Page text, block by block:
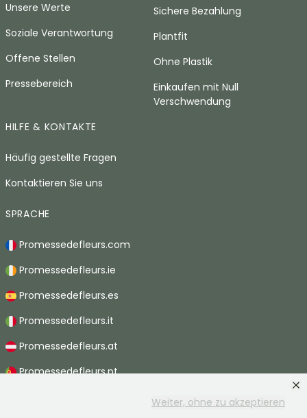
Weiter, ohne zu akzeptieren
Unsere Werte
Soziale Verantwortung
Offene Stellen
Pressebereich
Sichere Bezahlung
Plantfit
Ohne Plastik
Einkaufen mit Null
Verschwendung
HILFE & KONTAKTE
Häufig gestellte Fragen
Kontaktieren Sie uns
SPRACHE
Promessedefleurs.com
Promessedefleurs.ie
Promessedefleurs.es
Promessedefleurs.it
Promessedefleurs.at
Promessedefleurs.pt